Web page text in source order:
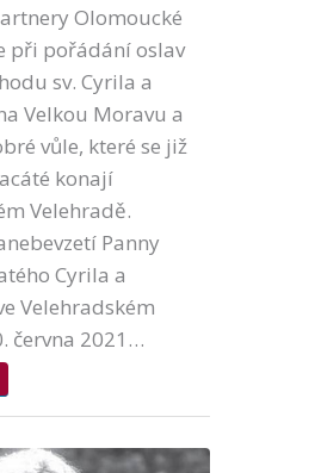
Olomoucké
při pořádání oslav
sv. Cyrila a
Velkou Moravu a
vůle, které se již
konají
Velehradě.
Panny
Cyrila a
Velehradském
června 2021…